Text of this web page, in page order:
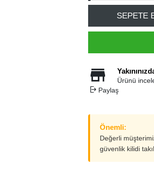
SEPETE
Ürünü
Paylaş
Önemli:
Değerli
güvenlik kilidi